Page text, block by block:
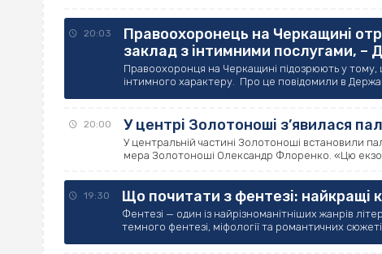
20:03
Правоохоронець на Черкащині
заклад з інтимними послугами, –
Правоохоронця на Черкащині підозрюють у тому,
інтимного характеру. Про це повідомили в
20:00 У центрі Золотоноші з’явилася
У центральній частині Золотоноші встановили
мера Золотоноші Олександр Флоренко. «Цю
19:30 Що почитати з фентезі: найкращі
Фентезі — один із найрізноманітніших жанрів
темного фентезі, міфології та романтичних